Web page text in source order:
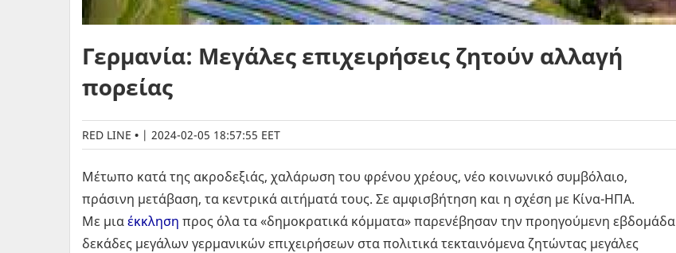
Γερμανία: Μεγάλες επιχειρήσεις ζητούν αλλαγή
πορείας
RED LINE | 2024-02-05 18:57:55 EET
Μέτωπο κατά της ακροδεξιάς, χαλάρωση του φρένου χρέους, νέο κοινωνικό συμβόλαιο,
πράσινη μετάβαση, τα κεντρικά αιτήματά τους. Σε αμφισβήτηση και η σχέση με Κίνα-ΗΠΑ.
Με μιαέκκληση προς όλα τα «δημοκρατικά κόμματα» παρενέβησαν την προηγούμενη εβδομάδα
δεκάδες μεγάλων γερμανικών επιχειρήσεων στα πολιτικά τεκταινόμενα ζητώντας μεγάλες